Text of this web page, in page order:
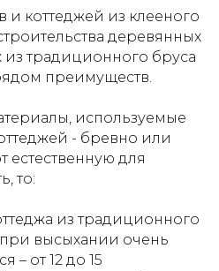
и коттеджей из клееного
деревянных
традиционного бруса
преимуществ.
используемые
- бревно или
для
то:
из традиционного
высыхании очень
– от 12 до 15